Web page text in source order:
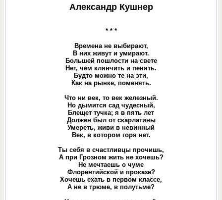
Александр Кушнер
* * *
Времена не выбирают,
В них живут и умирают.
Большей пошлости на свете
Нет, чем клянчить и пенять.
Будто можно те на эти,
Как на рынке, поменять.
Что ни век, то век железный.
Но дымится сад чудесный,
Блещет тучка; я в пять лет
Должен был от скарлатины
Умереть, живи в невинный
Век, в котором горя нет.
Ты себя в счастливцы прочишь,
А при Грозном жить не хочешь?
Не мечтаешь о чуме
Флорентийской и проказе?
Хочешь ехать в первом классе,
А не в трюме, в полутьме?